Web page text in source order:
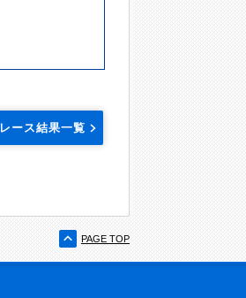
レース結果一覧
PAGE TOP